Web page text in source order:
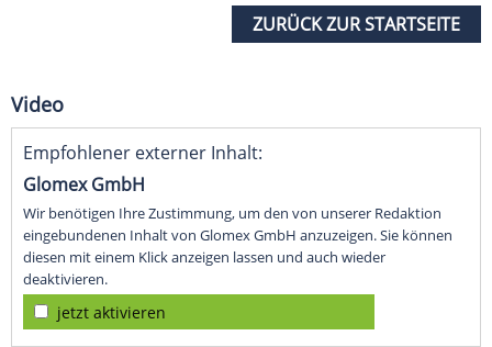
ZURÜCK ZUR STARTSEITE
Video
Empfohlener externer Inhalt:
Glomex GmbH
Wir benötigen Ihre Zustimmung, um den von unserer Redaktion
eingebundenen Inhalt von Glomex GmbH anzuzeigen. Sie können
diesen mit einem Klick anzeigen lassen und auch wieder
deaktivieren.
jetzt aktivieren